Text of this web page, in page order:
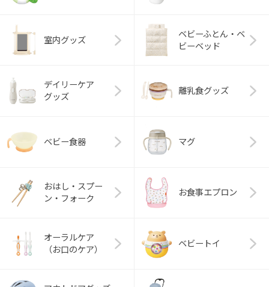
室内グッズ
ベビーふとん・ベ
ビーベッド
デイリーケア
グッズ
離乳食グッズ
ベビー食器 マグ
おはし・スプー
ン・フォーク
お食事エプロン
オーラルケア
（お口のケア）
ベビートイ